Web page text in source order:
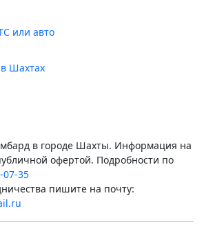
или авто
Шахтах
в городе Шахты. Информация на
офертой. Подробности по
07-35
пишите на почту: